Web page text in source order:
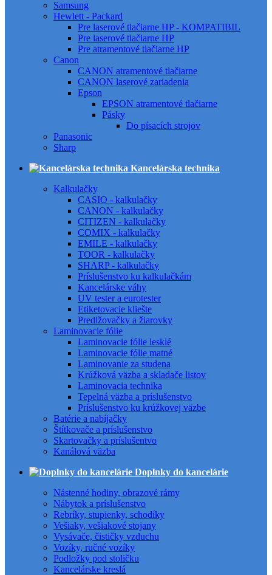
Samsung
Hewlett - Packard
Pre laserové tlačiarne HP - KOMPATIBIL
Pre laserové tlačiarne HP
Pre atramentové tlačiarne HP
Canon
CANON atramentové tlačiarne
CANON laserové zariadenia
Epson
EPSON atramentové tlačiarne
Pásky
Do písacích strojov
Panasonic
Sharp
Kancelárska technika
Kalkulačky
CASIO - kalkulačky
CANON - kalkulačky
CITIZEN - kalkulačky
COMIX - kalkulačky
EMILE - kalkulačky
TOOR - kalkulačky
SHARP - kalkulačky
Príslušenstvo ku kalkulačkám
Kancelárske váhy
UV tester a eurotester
Etiketovacie kliešte
Predlžovačky a žiarovky
Laminovacie fólie
Laminovacie fólie lesklé
Laminovacie fólie matné
Laminovanie za studena
Krúžková väzba a skladače listov
Laminovacia technika
Tepelná väzba a príslušenstvo
Príslušenstvo ku krúžkovej väzbe
Batérie a nabíjačky
Štítkovače a príslušenstvo
Skartovačky a príslušentvo
Kanálová väzba
Doplnky do kancelárie
Nástenné hodiny, obrazové rámy
Nábytok a príslušenstvo
Rebríky, stupienky, schodíky
Vešiaky, vešiakové stojany
Vysávače, čističky vzduchu
Vozíky, ručné vozíky
Podložky pod stoličku
Kancelárske kreslá